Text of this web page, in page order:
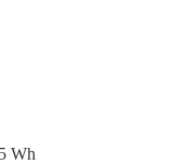
Wh